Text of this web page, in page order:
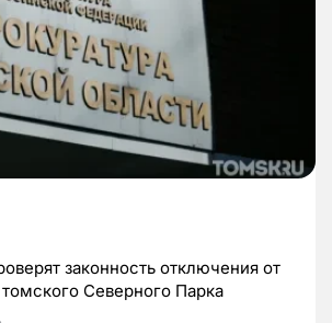
законность отключения от
Северного Парка